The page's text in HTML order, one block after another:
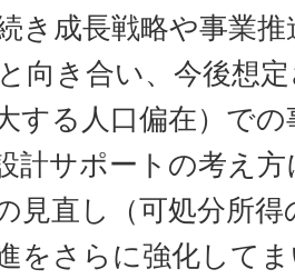
き成長戦略や事業
向き合い、今後想
する人口偏在）で
計サポートの考え
見直し（可処分所
をさらに強化して